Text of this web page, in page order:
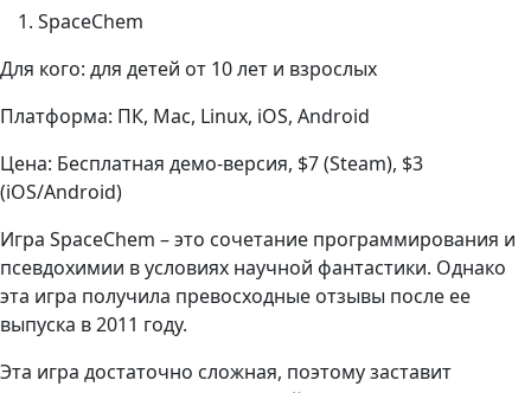
SpaceChem
Для кого: для детей от 10 лет и взрослых
Платформа: ПК, Mac, Linux, iOS, Android
Цена: Бесплатная демо-версия, $7 (Steam), $3
(iOS/Android)
Игра SpaceChem – это сочетание программирования и
псевдохимии в условиях научной фантастики. Однако
эта игра получила превосходные отзывы после ее
выпуска в 2011 году.
Эта игра достаточно сложная, поэтому заставит